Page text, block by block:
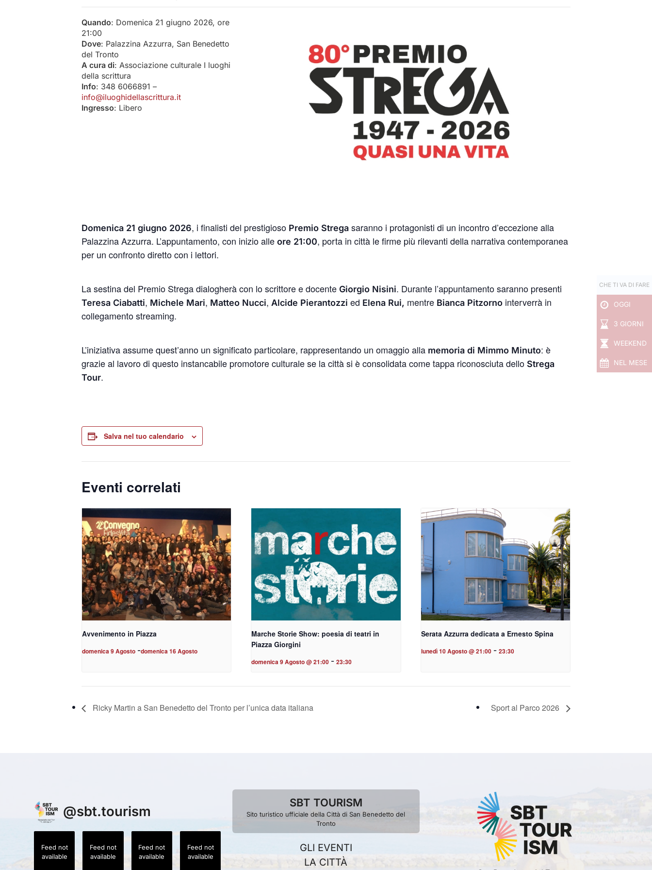
CHE TI VA DI FARE
OGGI
3 GIORNI
WEEKEND
NEL MESE
Quando: Domenica 21 giugno 2026, ore
21:00
Dove: Palazzina Azzurra, San Benedetto
del Tronto
A cura di: Associazione culturale I luoghi
della scrittura
Info: 348 6066891 –
info@iluoghidellascrittura.it
Ingresso: Libero
Domenica 21 giugno 2026, i finalisti del prestigioso Premio Strega saranno i protagonisti di un incontro d’eccezione alla
Palazzina Azzurra. L’appuntamento, con inizio alle ore 21:00, porta in città le firme più rilevanti della narrativa contemporanea
per un confronto diretto con i lettori.
La sestina del Premio Strega dialogherà con lo scrittore e docente Giorgio Nisini. Durante l’appuntamento saranno presenti
Teresa Ciabatti, Michele Mari, Matteo Nucci, Alcide Pierantozzi ed Elena Rui, mentre Bianca Pitzorno interverrà in
collegamento streaming.
L’iniziativa assume quest’anno un significato particolare, rappresentando un omaggio alla memoria di Mimmo Minuto: è
grazie al lavoro di questo instancabile promotore culturale se la città si è consolidata come tappa riconosciuta dello Strega
Tour.
Salva nel tuo calendario
Eventi correlati
Avvenimento in Piazza
domenica 9 Agosto -domenica 16 Agosto
Marche Storie Show: poesia di teatri in
Piazza Giorgini
domenica 9 Agosto @ 21:00 - 23:30
Serata Azzurra dedicata a Ernesto Spina
lunedì 10 Agosto @ 21:00 - 23:30
Ricky Martin a San Benedetto del Tronto per l’unica data italiana Sport al Parco 2026
@sbt.tourism
Feed not
available
Feed not
available
Feed not
available
Feed not
available
SBT TOURISM
Sito turistico ufficiale della Città di San Benedetto del
Tronto
GLI EVENTI
LA CITTÀ